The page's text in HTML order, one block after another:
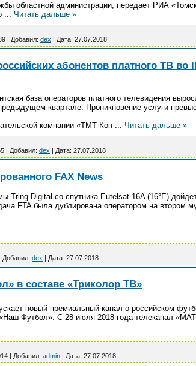
областной администрации, передает РИА
... Читать дальше »
| Добавил: dex | Дата: 27.07.2018
абонентов платного ТВ во
база операторов платного телевидения
квартале. Проникновение услуги
компании «ТМТ Кон ... Читать дальше »
| Добавил: dex | Дата: 27.07.2018
FAX News
Tring Digital со спутника Eutelsat 16A (16°E)
FTA была дублирована оператором на втором
Добавил: dex | Дата: 27.07.2018
в составе «Триколор ТВ»
новый премиальный канал о российском
Футбол». С 28 июля 2018 года телеканал
| Добавил: admin | Дата: 27.07.2018